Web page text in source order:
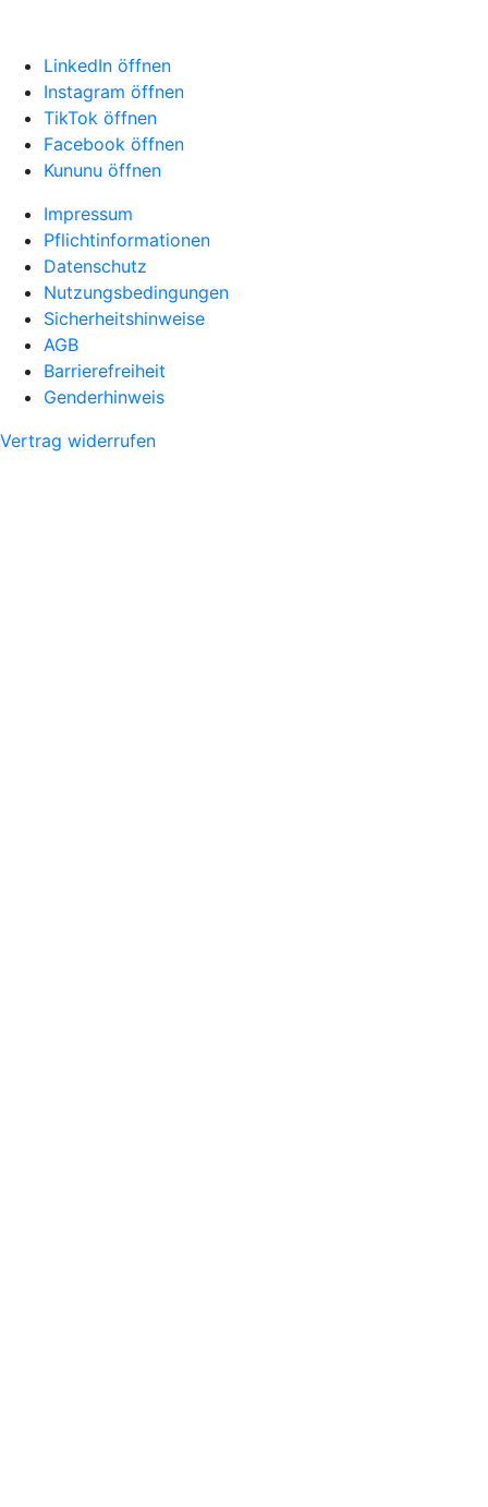
LinkedIn öffnen
Instagram öffnen
TikTok öffnen
Facebook öffnen
Kununu öffnen
Impressum
Pflichtinformationen
Datenschutz
Nutzungsbedingungen
Sicherheitshinweise
AGB
Barrierefreiheit
Genderhinweis
Vertrag widerrufen